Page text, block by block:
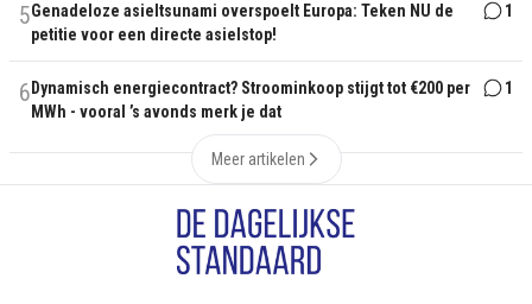
5Genadeloze asieltsunami overspoelt Europa: Teken NU de
petitie voor een directe asielstop!
1
6 Dynamisch energiecontract? Stroominkoop stijgt tot €200 per
MWh - vooral ’s avonds merk je dat
1
Meer artikelen